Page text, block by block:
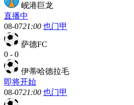
岘港巨龙
直播中
08-0721:00 也门甲
萨德FC
0 - 0
伊蒂哈德拉毛
即将开始
08-0721:00 也门甲